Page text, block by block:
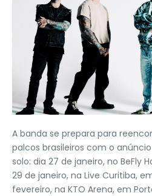
A banda se prepara para
palcos brasileiros com o
solo: dia 27 de janeiro, no BeFly
29 de janeiro, na Live Curitiba,
fevereiro, na KTO Arena, em